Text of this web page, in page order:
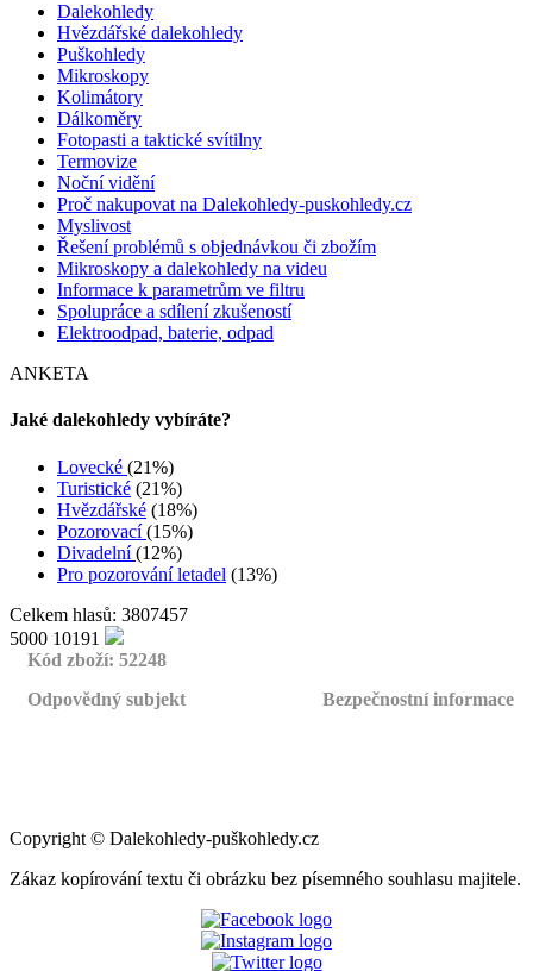
Dalekohledy
Hvězdářské dalekohledy
Puškohledy
Mikroskopy
Kolimátory
Dálkoměry
Fotopasti a taktické svítilny
Termovize
Noční vidění
Proč nakupovat na Dalekohledy-puskohledy.cz
Myslivost
Řešení problémů s objednávkou či zbožím
Mikroskopy a dalekohledy na videu
Informace k parametrům ve filtru
Spolupráce a sdílení zkušeností
Elektroodpad, baterie, odpad
ANKETA
Jaké dalekohledy vybíráte?
Lovecké (21%)
Turistické (21%)
Hvězdářské (18%)
Pozorovací(15%)
Divadelní(12%)
Pro pozorování letadel (13%)
Celkem hlasů: 3807457
5000 10191
Kód zboží: 52248
Odpovědný subjekt
Bezpečnostní informace
Copyright © Dalekohledy-puškohledy.cz
Zákaz kopírování textu či obrázku bez písemného souhlasu majitele.